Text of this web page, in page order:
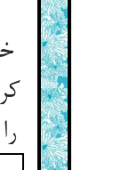
را مست جانان کرده‌ایم